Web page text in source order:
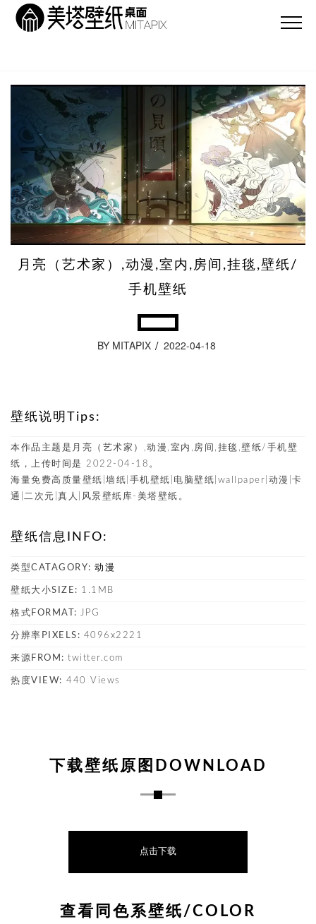
月亮（艺术家）,动漫,室内,房间,挂毯,壁纸/
手机壁纸
BY MITAPIX 2022-04-18
壁纸说明Tips:
本作品主题是月亮（艺术家）,动漫,室内,房间,挂毯,壁纸/手机壁
纸，上传时间是 2022-04-18。
海量免费高质量壁纸|墙纸|手机壁纸|电脑壁纸|wallpaper|动漫|卡
通|二次元|真人|风景壁纸库-美塔壁纸。
壁纸信息INFO:
类型CATAGORY: 动漫
壁纸大小SIZE: 1.1MB
格式FORMAT: JPG
分辨率PIXELS: 4096x2221
来源FROM: twitter.com
热度VIEW: 440 Views
下载壁纸原图DOWNLOAD
点击下载
查看同色系壁纸/COLOR